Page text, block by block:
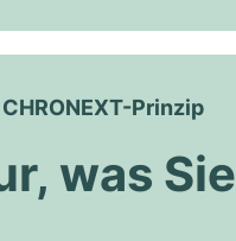
CHRONEXT-Prinzip
was